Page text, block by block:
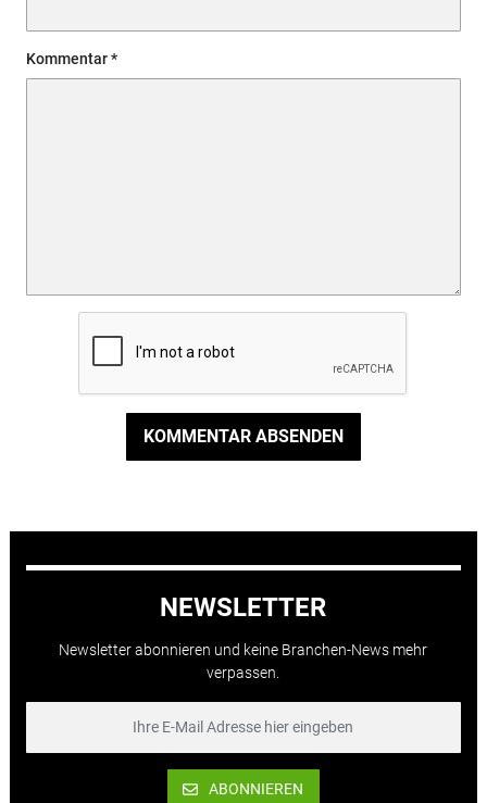
Kommentar
KOMMENTAR ABSENDEN
NEWSLETTER
Newsletter abonnieren und keine Branchen-News mehr
verpassen.
ABONNIEREN